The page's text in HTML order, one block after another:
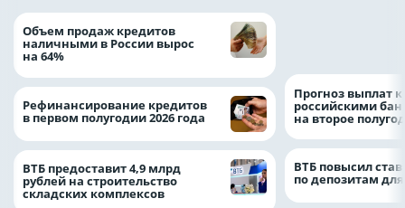
Объем продаж кредитов
наличными в России вырос
на 64%
Рефинансирование кредитов
в первом полугодии 2026 года
ВТБ предоставит 4,9 млрд
рублей на строительство
складских комплексов
Прогноз выплат
российскими
на второе
ВТБ повысил
по депозитам